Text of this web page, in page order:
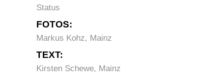
Status
FOTOS:
Markus Kohz, Mainz
TEXT:
Kirsten Schewe, Mainz